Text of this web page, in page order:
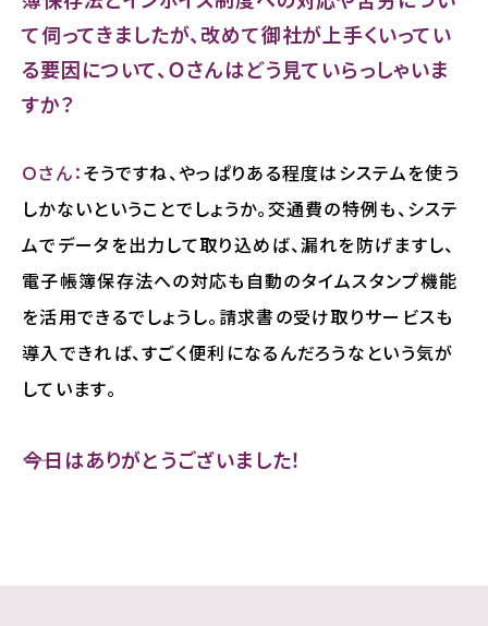
て伺ってきましたが、改めて御社が上手くいってい
る要因について、Ｏさんはどう見ていらっしゃいま
すか？
Ｏさん：そうですね、やっぱりある程度はシステムを使う
しかないということでしょうか。交通費の特例も、システ
ムでデータを出力して取り込めば、漏れを防げますし、
電子帳簿保存法への対応も自動のタイムスタンプ機能
を活用できるでしょうし。請求書の受け取りサービスも
導入できれば、すごく便利になるんだろうなという気が
しています。
――今日はありがとうございました！